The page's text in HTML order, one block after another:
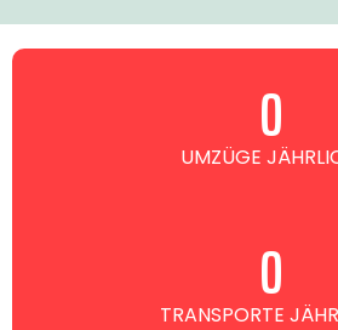
UMZÜGE0
TRANSPORTE
0